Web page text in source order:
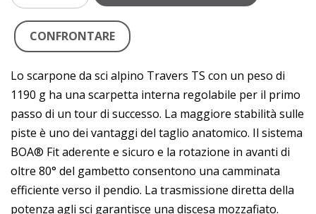
CONFRONTARE
Lo scarpone da sci alpino Travers TS con un peso di
1190 g ha una scarpetta interna regolabile per il primo
passo di un tour di successo. La maggiore stabilità sulle
piste è uno dei vantaggi del taglio anatomico. Il sistema
BOA® Fit aderente e sicuro e la rotazione in avanti di
oltre 80° del gambetto consentono una camminata
efficiente verso il pendio. La trasmissione diretta della
potenza agli sci garantisce una discesa mozzafiato.